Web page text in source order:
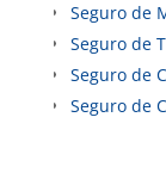
Seguro de
Seguro de
Seguro de
Seguro de